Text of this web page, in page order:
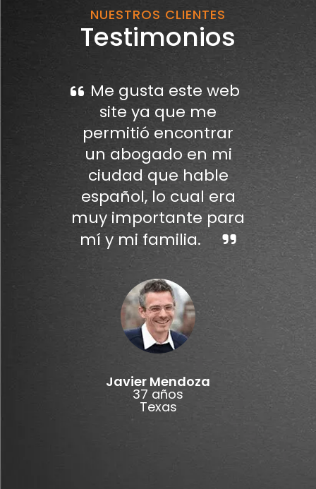
NUESTROS CLIENTES
Testimonios
Me gusta este web
site ya que me
permitió encontrar
un abogado en mi
ciudad que hable
español, lo cual era
muy importante para
mí y mi familia.
Javier Mendoza
37 años
Texas